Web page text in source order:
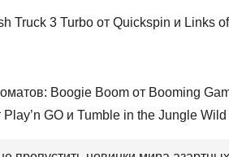
Truck 3 Turbo от Quickspin и Links
Boogie Boom от Booming
GO и Tumble in the Jungle